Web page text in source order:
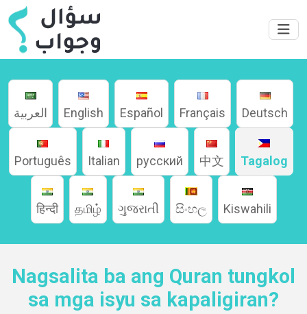
Home
About
العربية English Español Français Deutsch
Português Italian русский 中文 Tagalog
हिन्दी தமிழ் ગુજરાતી සිංහල Kiswahili
Nagsalita ba ang Quran tungkol
sa mga isyu sa kapaligiran?